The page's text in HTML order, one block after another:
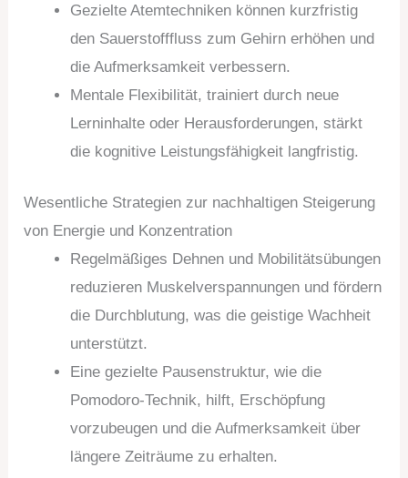
Gezielte Atemtechniken können kurzfristig
den Sauerstofffluss zum Gehirn erhöhen und
die Aufmerksamkeit verbessern.
Mentale Flexibilität, trainiert durch neue
Lerninhalte oder Herausforderungen, stärkt
die kognitive Leistungsfähigkeit langfristig.
Wesentliche Strategien zur nachhaltigen Steigerung
von Energie und Konzentration
Regelmäßiges Dehnen und Mobilitätsübungen
reduzieren Muskelverspannungen und fördern
die Durchblutung, was die geistige Wachheit
unterstützt.
Eine gezielte Pausenstruktur, wie die
Pomodoro-Technik, hilft, Erschöpfung
vorzubeugen und die Aufmerksamkeit über
längere Zeiträume zu erhalten.